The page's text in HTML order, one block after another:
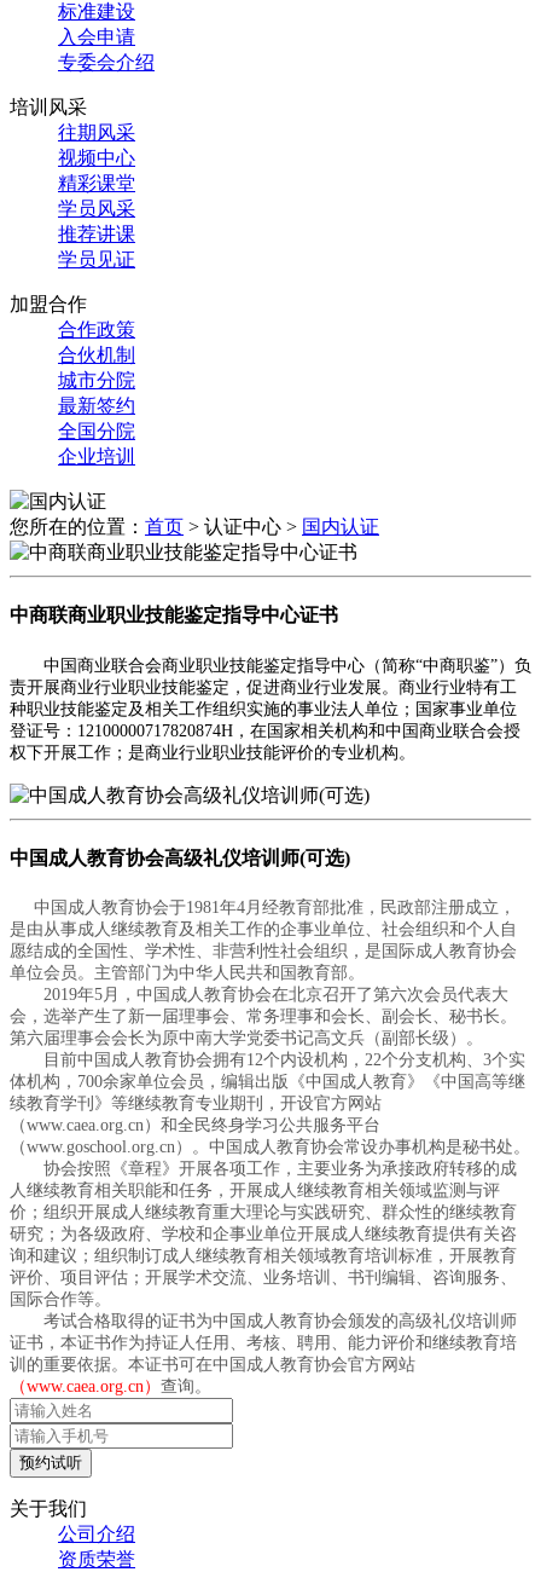
标准建设
入会申请
专委会介绍
培训风采
往期风采
视频中心
精彩课堂
学员风采
推荐讲课
学员见证
加盟合作
合作政策
合伙机制
城市分院
最新签约
全国分院
企业培训
您所在的位置： 首页 > 认证中心 > 国内认证
中商联商业职业技能鉴定指导中心证书
中国商业联合会商业职业技能鉴定指导中心（简称“中商职鉴”）负
责开展商业行业职业技能鉴定，促进商业行业发展。商业行业特有工
种职业技能鉴定及相关工作组织实施的事业法人单位；国家事业单位
登证号：12100000717820874H，在国家相关机构和中国商业联合会授
权下开展工作；是商业行业职业技能评价的专业机构。
中国成人教育协会高级礼仪培训师(可选)
中国成人教育协会于1981年4月经教育部批准，民政部注册成立，
是由从事成人继续教育及相关工作的企事业单位、社会组织和个人自
愿结成的全国性、学术性、非营利性社会组织，是国际成人教育协会
单位会员。主管部门为中华人民共和国教育部。
2019年5月，中国成人教育协会在北京召开了第六次会员代表大
会，选举产生了新一届理事会、常务理事和会长、副会长、秘书长。
第六届理事会会长为原中南大学党委书记高文兵（副部长级）。
目前中国成人教育协会拥有12个内设机构，22个分支机构、3个实
体机构，700余家单位会员，编辑出版《中国成人教育》《中国高等继
续教育学刊》等继续教育专业期刊，开设官方网站
（www.caea.org.cn）和全民终身学习公共服务平台
（www.goschool.org.cn）。中国成人教育协会常设办事机构是秘书处。
协会按照《章程》开展各项工作，主要业务为承接政府转移的成
人继续教育相关职能和任务，开展成人继续教育相关领域监测与评
价；组织开展成人继续教育重大理论与实践研究、群众性的继续教育
研究；为各级政府、学校和企事业单位开展成人继续教育提供有关咨
询和建议；组织制订成人继续教育相关领域教育培训标准，开展教育
评价、项目评估；开展学术交流、业务培训、书刊编辑、咨询服务、
国际合作等。
考试合格取得的证书为中国成人教育协会颁发的高级礼仪培训师
证书，本证书作为持证人任用、考核、聘用、能力评价和继续教育培
训的重要依据。本证书可在中国成人教育协会官方网站
（www.caea.org.cn） 查询。
预约试听
关于我们
公司介绍
资质荣誉